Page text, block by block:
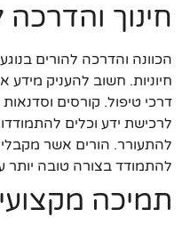
חינוך והדרכה
הכוונה והדרכה להורים
חיוניות. חשוב להעניק מידע
דרכי טיפול. קורסים וסדנאות
לרכישת ידע וכלים
להתעורר. הורים אשר
להתמודד בצורה טובה יותר
תמיכה